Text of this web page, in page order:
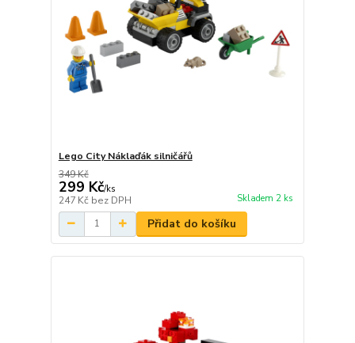
Lego City Náklaďák silničářů
349 Kč
299 Kč/ks
247 Kč bez DPH Skladem 2 ks
Přidat do košíku